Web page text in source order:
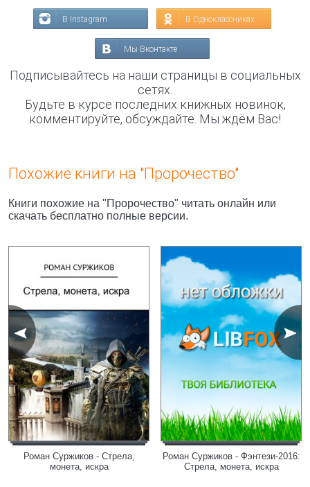
В Instagram В Одноклассниках
Мы Вконтакте
Подписывайтесь на наши страницы в социальных
сетях.
Будьте в курсе последних книжных новинок,
комментируйте, обсуждайте. Мы ждём Вас!
Похожие книги на "Пророчество"
Книги похожие на "Пророчество" читать онлайн или
скачать бесплатно полные версии.
Роман Суржиков - Стрела,
монета, искра
Роман Суржиков - Фэнтези-2016:
Стрела, монета, искра